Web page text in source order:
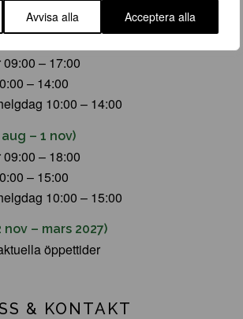
Avvisa alla Acceptera alla
10:00 – 16:00
– 17:00
– 14:00
10:00 – 14:00
– 1 nov)
– 18:00
– 15:00
10:00 – 15:00
nov – mars 2027)
öppettider
& KONTAKT